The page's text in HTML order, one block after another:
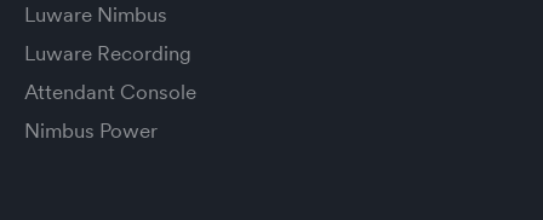
Luware Nimbus
Luware Recording
Attendant Console
Nimbus Power